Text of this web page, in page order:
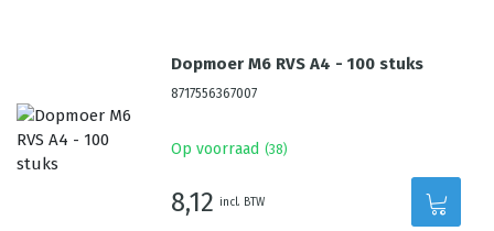
Dopmoer M6 RVS A4 - 100 stuks
8717556367007
Op voorraad (38)
8,12 incl. BTW